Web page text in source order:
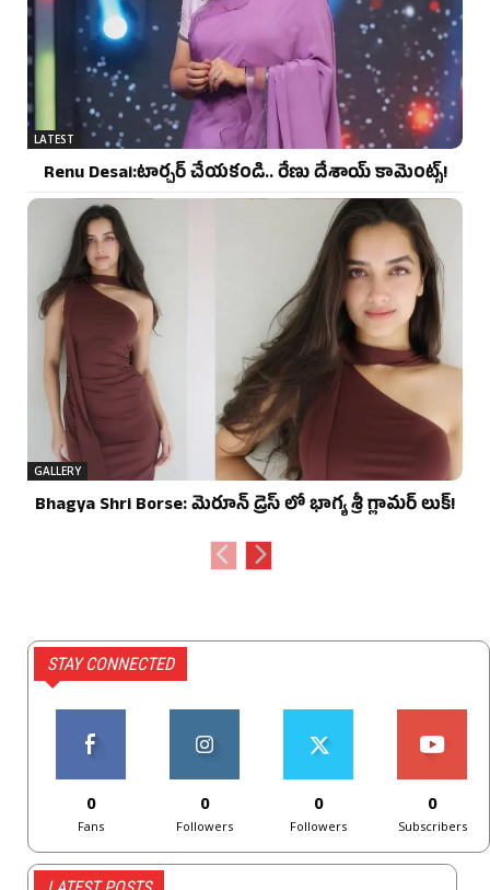
LATEST
Renu Desai:టార్చర్ చేయకండి.. రేణు దేశాయ్ కామెంట్స్!
GALLERY
Bhagya Shri Borse: మెరూన్ డ్రెస్ లో భాగ్య శ్రీ గ్లామర్ లుక్!
STAY CONNECTED
0
Fans
0
Followers
0
Followers
0
Subscribers